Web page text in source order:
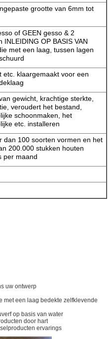
grootte van 6mm tot
of GEEN gesso & 2
INLEIDING OP BASIS VAN
met een laag, tussen lagen
etc. klaargemaakt voor een
gewicht, krachtige sterkte,
veroudert het bestand,
schoonmaken, het
etc. installeren
dan 100 soorten vormen en het
200.000 stukken houten
per maand
uw ontwerp
met een laag bedekte zelfklevende
op basis van water
door hart
ervarings